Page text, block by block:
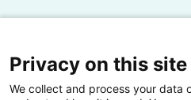
Lectoren en onderzoekers
Bedrijven
Privacy on this site
We collect and process your data